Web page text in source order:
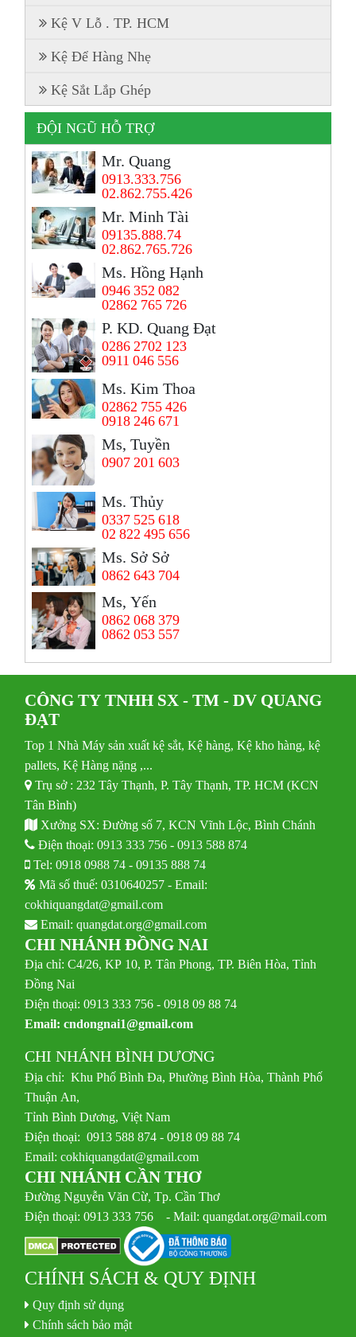
Kệ V Lỗ . TP. HCM
Kệ Để Hàng Nhẹ
Kệ Sắt Lắp Ghép
ĐỘI NGŨ HỖ TRỢ
Mr. Quang
0913.333.756
02.862.755.426
Mr. Minh Tài
09135.888.74
02.862.765.726
Ms. Hồng Hạnh
0946 352 082
02862 765 726
P. KD. Quang Đạt
0286 2702 123
0911 046 556
Ms. Kim Thoa
02862 755 426
0918 246 671
Ms, Tuyền
0907 201 603
Ms. Thủy
0337 525 618
02 822 495 656
Ms. Sở Sở
0862 643 704
Ms, Yến
0862 068 379
0862 053 557
CÔNG TY TNHH SX - TM - DV QUANG
ĐẠT
Top 1 Nhà Máy sản xuất kệ sắt, Kệ hàng, Kệ kho hàng, kệ
pallets, Kệ Hàng nặng ,...
Trụ sở : 232 Tây Thạnh, P. Tây Thạnh, TP. HCM (KCN
Tân Bình)
Xưởng SX: Đường số 7, KCN Vĩnh Lộc, Bình Chánh
Điện thoại:0913 333 756 -0913 588 874
Tel:0918 0988 74 -09135 888 74
Mã số thuế: 0310640257 - Email:
cokhiquangdat@gmail.com
Email:quangdat.org@gmail.com
CHI NHÁNH ĐỒNG NAI
Địa chỉ: C4/26, KP 10, P. Tân Phong, TP. Biên Hòa, Tỉnh
Đồng Nai
Điện thoại: 0913 333 756 - 0918 09 88 74
Email:cndongnai1@gmail.com
CHI NHÁNH BÌNH DƯƠNG
Địa chỉ: Khu Phố Bình Đa, Phường Bình Hòa, Thành Phố
Thuận An,
Tỉnh Bình Dương, Việt Nam
Điện thoại: 0913 588 874 - 0918 09 88 74
Email:cokhiquangdat@gmail.com
CHI NHÁNH CẦN THƠ
Đường Nguyễn Văn Cừ, Tp. Cần Thơ
Điện thoại: 0913 333 756 - Mail: quangdat.org@mail.com
CHÍNH SÁCH & QUY ĐỊNH
Quy định sử dụng
Chính sách bảo mật